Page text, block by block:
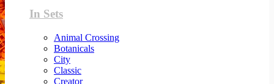
In Sets
Animal Crossing
Botanicals
City
Classic
Creator